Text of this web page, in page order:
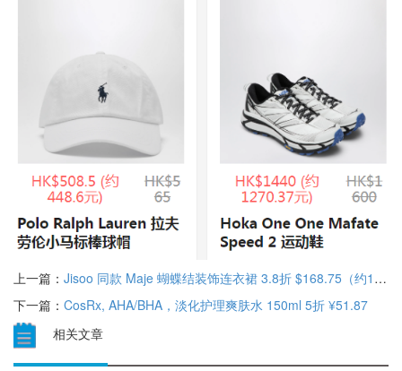
上一篇： Jisoo 同款 Maje 蝴蝶结装饰连衣裙 3.8折 $168.75（约1165.76元）
下一篇： CosRx, AHA/BHA，淡化护理爽肤水 150ml 5折 ¥51.87
相关文章